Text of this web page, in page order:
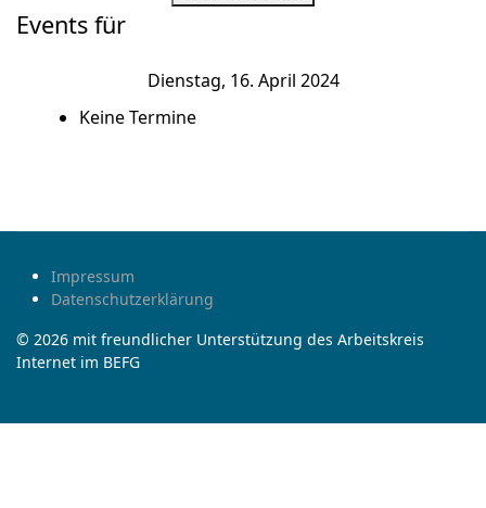
Events für
Dienstag, 16. April 2024
Keine Termine
Impressum
Datenschutzerklärung
© 2026 mit freundlicher Unterstützung des Arbeitskreis
Internet im BEFG